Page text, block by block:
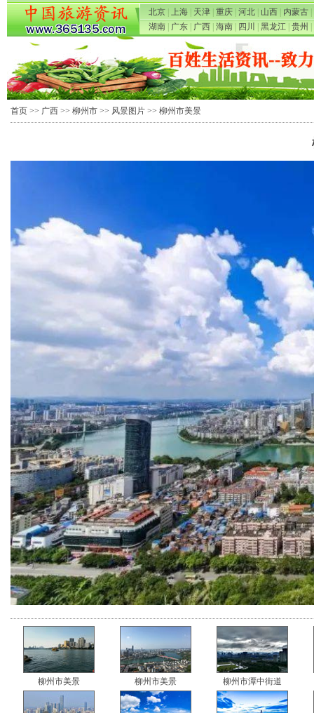
北京 上海 天津 重庆 河北 山西 内蒙古
湖南
广东 广西 海南 四川 黑龙江 贵州
首页 >> 广西 >> 柳州市 >> 风景图片 >> 柳州市美景
柳州市美景 柳州市美景 柳州市潭中街道